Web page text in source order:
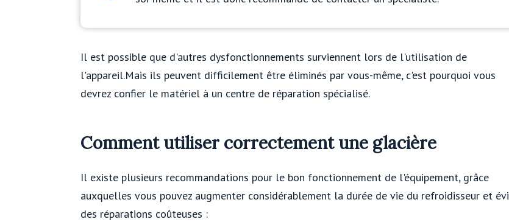
Il est possible que d'autres dysfonctionnements surviennent lors de l'utilisation de
l'appareil.Mais ils peuvent difficilement être éliminés par vous-même, c'est pourquoi vous
devrez confier le matériel à un centre de réparation spécialisé.
Comment utiliser correctement une glacière
Il existe plusieurs recommandations pour le bon fonctionnement de l'équipement, grâce
auxquelles vous pouvez augmenter considérablement la durée de vie du refroidisseur et
des réparations coûteuses :